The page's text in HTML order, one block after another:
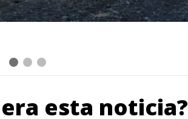
esta noticia?